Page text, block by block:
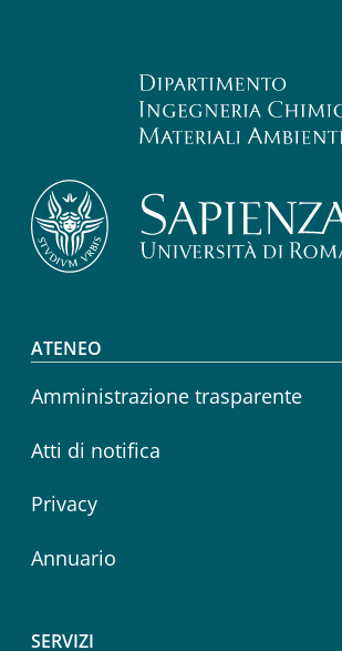
Footer menu
ATENEO
Amministrazione trasparente
Atti di notifica
Privacy
Annuario
SERVIZI